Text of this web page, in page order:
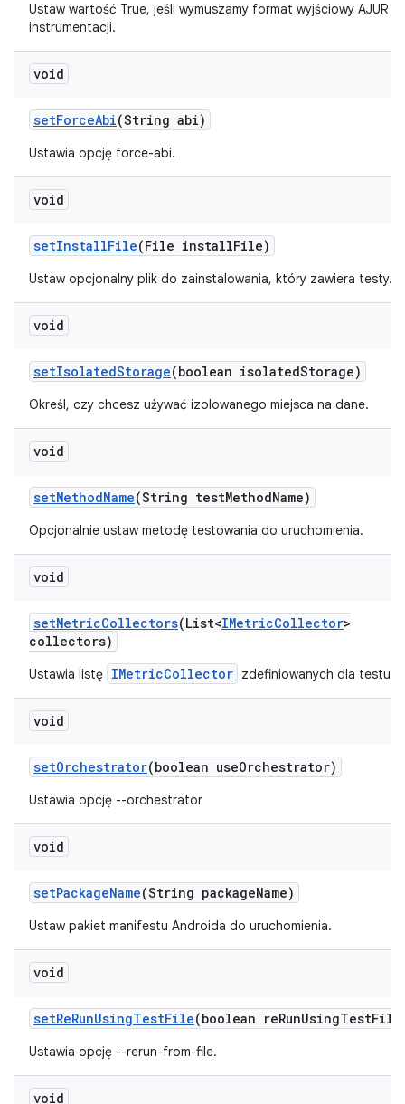
Ustaw wartość True, jeśli wymuszamy format wyjściowy AJUR
instrumentacji.
void
setForceAbi(String abi)
Ustawia opcję force-abi.
void
setInstallFile(File installFile)
Ustaw opcjonalny plik do zainstalowania, który zawiera testy.
void
setIsolatedStorage(boolean isolatedStorage)
Określ, czy chcesz używać izolowanego miejsca na dane.
void
setMethodName(String testMethodName)
Opcjonalnie ustaw metodę testowania do uruchomienia.
void
setMetricCollectors(List<IMetricCollector>
collectors)
Ustawia listę IMetricCollector zdefiniowanych dla testu.
void
setOrchestrator(boolean useOrchestrator)
Ustawia opcję --orchestrator
void
setPackageName(String packageName)
Ustaw pakiet manifestu Androida do uruchomienia.
void
setReRunUsingTestFile(boolean reRunUsingTest
Ustawia opcję --rerun-from-file.
void